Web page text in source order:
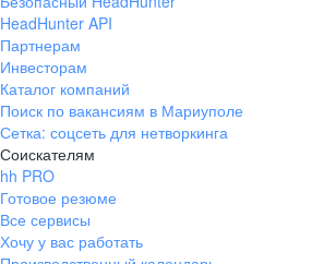
HeadHunter API
Партнерам
Инвесторам
Каталог компаний
Поиск по вакансиям в Мариуполе
Сетка: соцсеть для нетворкинга
Соискателям
hh PRO
Готовое резюме
Все сервисы
Хочу у вас работать